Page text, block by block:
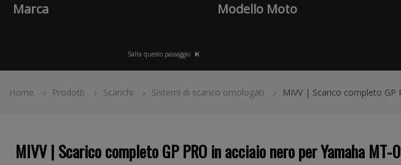
Marca
Salta questo passaggio
Modello Moto
Home Prodotti Scarichi Sistemi di scarico omologati MIVV | Scarico completo GP
MIVV | Scarico completo GP PRO in acciaio nero per Yamaha